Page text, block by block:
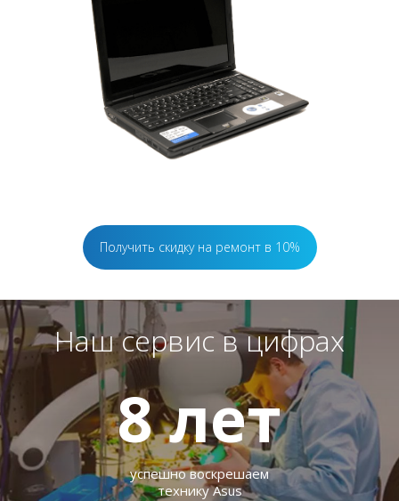
Получить скидку на ремонт в 10%
Наш сервис в цифрах
8лет
успешно воскрешаем
технику Asus